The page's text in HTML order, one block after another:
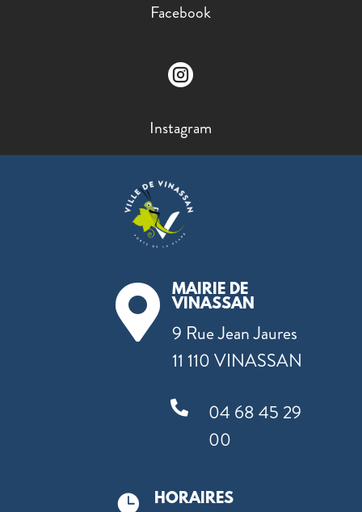
Facebook

Instagram

MAIRIE DE
VINASSAN
9 Rue Jean Jaures
11 110 VINASSAN

04 68 45 29
00
 HORAIRES